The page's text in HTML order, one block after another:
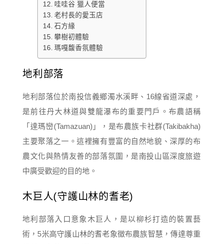
哇哇谷 獵人便當
老村長的愛玉店
石方緣
攀樹初體驗
瑪嘎馥香氛體驗
地利部落
地利部落位於南投信義鄉濁水溪畔、16線省道深處，
是前往丹大林道與雙龍瀑布的重要門戶。布農語稱
「達瑪巒(Tamazuan)」，是布農族卡社群(Takibakha)
主要聚落之一。這裡擁有豐富的自然地貌、深厚的布
農文化與熱情友善的部落氛圍，是南投山區深度旅遊
中廣受歡迎的目的地。
木巨人(守護山林的耆老)
地利部落入口意象木巨人，是以柳杉打造的裝置藝
術，5米高守護山林的耆老象徵布農族智慧，傳達尊重